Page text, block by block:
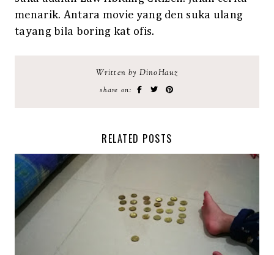
menarik. Antara movie yang den suka ulang
tayang bila boring kat ofis.
Written by DinoHauz
share on:
RELATED POSTS